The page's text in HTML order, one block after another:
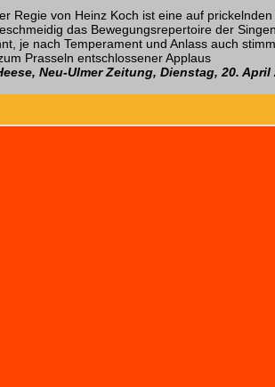
Regie von Heinz Koch ist eine auf
das Bewegungsrepertoire der
je nach Temperament und Anlass auch
Prasseln entschlossener Applaus
Neu-Ulmer Zeitung, Dienstag, 20. April